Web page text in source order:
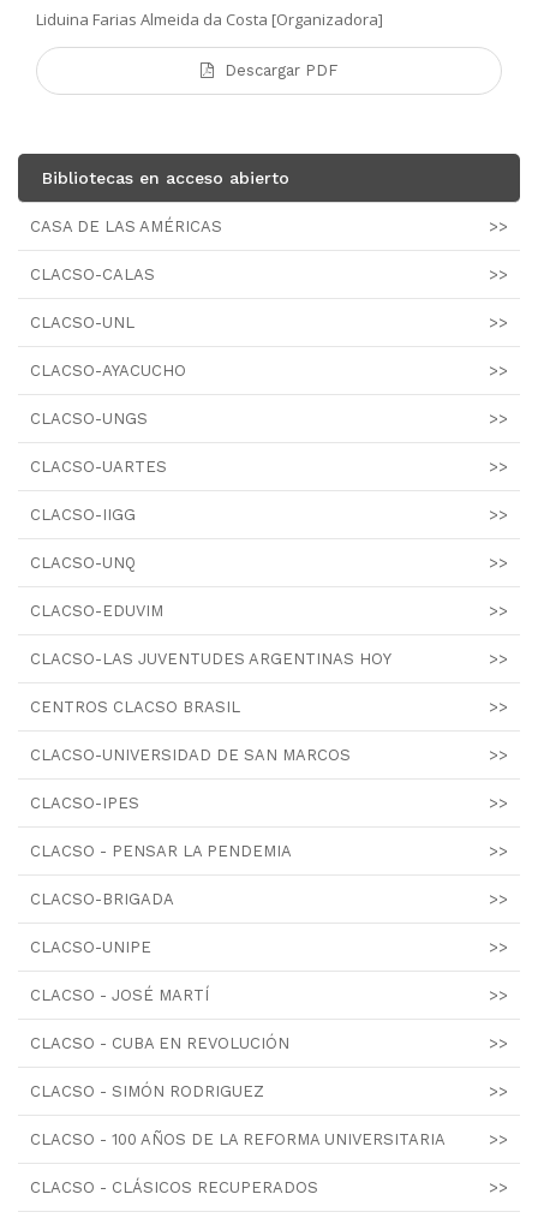
Liduina Farias Almeida da Costa [Organizadora]
Descargar PDF
Bibliotecas en acceso abierto
CASA DE LAS AMÉRICAS >>
CLACSO-CALAS >>
CLACSO-UNL >>
CLACSO-AYACUCHO >>
CLACSO-UNGS >>
CLACSO-UARTES >>
CLACSO-IIGG >>
CLACSO-UNQ >>
CLACSO-EDUVIM >>
CLACSO-LAS JUVENTUDES ARGENTINAS HOY >>
CENTROS CLACSO BRASIL >>
CLACSO-UNIVERSIDAD DE SAN MARCOS >>
CLACSO-IPES >>
CLACSO - PENSAR LA PENDEMIA >>
CLACSO-BRIGADA >>
CLACSO-UNIPE >>
CLACSO - JOSÉ MARTÍ >>
CLACSO - CUBA EN REVOLUCIÓN >>
CLACSO - SIMÓN RODRIGUEZ >>
CLACSO - 100 AÑOS DE LA REFORMA UNIVERSITARIA >>
CLACSO - CLÁSICOS RECUPERADOS >>